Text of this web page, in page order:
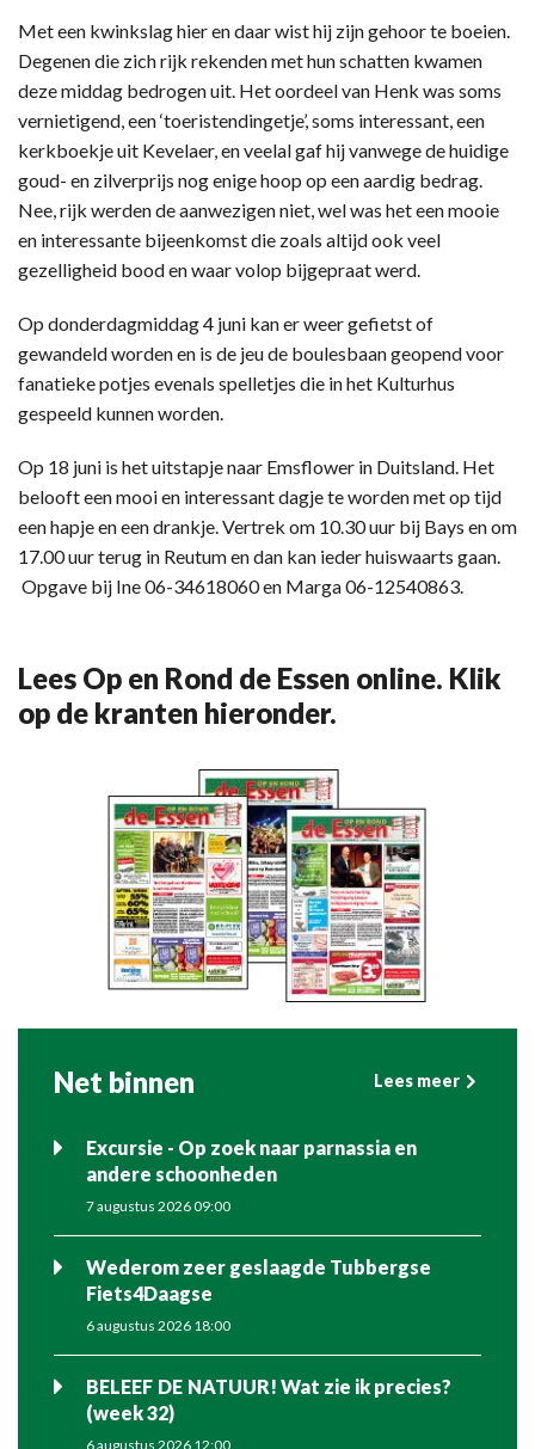
Met een kwinkslag hier en daar wist hij zijn gehoor te boeien.
Degenen die zich rijk rekenden met hun schatten kwamen
deze middag bedrogen uit. Het oordeel van Henk was soms
vernietigend, een ‘toeristendingetje’, soms interessant, een
kerkboekje uit Kevelaer, en veelal gaf hij vanwege de huidige
goud- en zilverprijs nog enige hoop op een aardig bedrag.
Nee, rijk werden de aanwezigen niet, wel was het een mooie
en interessante bijeenkomst die zoals altijd ook veel
gezelligheid bood en waar volop bijgepraat werd.
Op donderdagmiddag 4 juni kan er weer gefietst of
gewandeld worden en is de jeu de boulesbaan geopend voor
fanatieke potjes evenals spelletjes die in het Kulturhus
gespeeld kunnen worden.
Op 18 juni is het uitstapje naar Emsflower in Duitsland. Het
belooft een mooi en interessant dagje te worden met op tijd
een hapje en een drankje. Vertrek om 10.30 uur bij Bays en om
17.00 uur terug in Reutum en dan kan ieder huiswaarts gaan.
Opgave bij Ine 06-34618060 en Marga 06-12540863.
Lees Op en Rond de Essen online. Klik
op de kranten hieronder.
Net binnen Lees meer
Excursie - Op zoek naar parnassia en
andere schoonheden
7 augustus 2026 09:00
Wederom zeer geslaagde Tubbergse
Fiets4Daagse
6 augustus 2026 18:00
BELEEF DE NATUUR! Wat zie ik precies?
(week 32)
6 augustus 2026 12:00